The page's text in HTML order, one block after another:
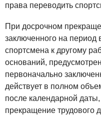
права переводить
При досрочном
заключенного на период
спортсмена к другому
оснований,
первоначально
действует в полном
после календарной
прекращение трудового